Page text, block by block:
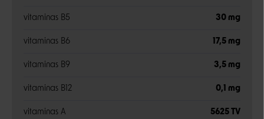
vitaminas B5 30 mg
vitaminas B6 17,5 mg
vitaminas B9 3,5 mg
vitaminas B12 0,1 mg
vitaminas A 5625 TV